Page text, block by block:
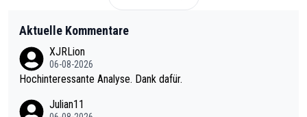
Aktuelle Kommentare
XJRLion
06-08-2026
Hochinteressante Analyse. Dank dafür.
Julian11